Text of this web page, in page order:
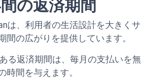
の返済期間
は、利用者の生活設計を大きくサ
間の広がりを提供しています。
る返済期間は、毎月の支払いを無
時間を与えます。